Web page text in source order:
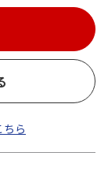
ら